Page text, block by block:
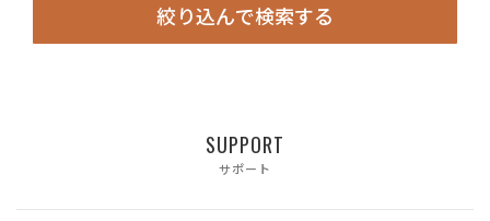
絞り込んで検索する
SUPPORT
サポート